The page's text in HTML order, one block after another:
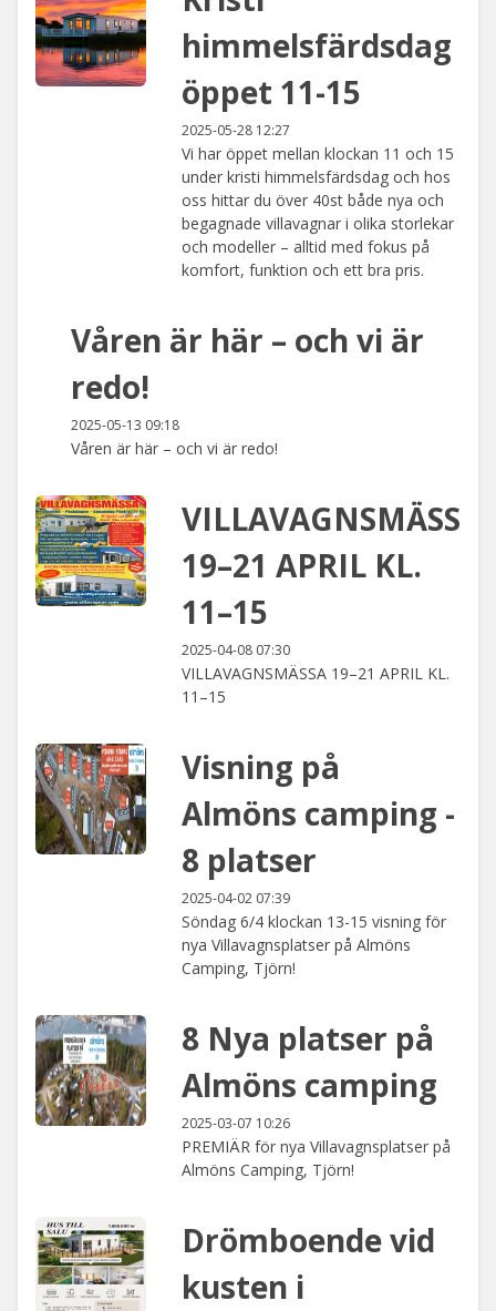
himmelsfärdsdag
öppet 11-15
2025-05-28 12:27
Vi har öppet mellan klockan 11 och 15
under kristi himmelsfärdsdag och hos
oss hittar du över 40st både nya och
begagnade villavagnar i olika storlekar
och modeller – alltid med fokus på
komfort, funktion och ett bra pris.
Våren är här – och vi är
redo!
2025-05-13 09:18
Våren är här – och vi är redo!
VILLAVAGNSMÄSSA
19–21 APRIL KL.
11–15
2025-04-08 07:30
VILLAVAGNSMÄSSA 19–21 APRIL KL.
11–15
Visning på
Almöns camping -
8 platser
2025-04-02 07:39
Söndag 6/4 klockan 13-15 visning för
nya Villavagnsplatser på Almöns
Camping, Tjörn!
8 Nya platser på
Almöns camping
2025-03-07 10:26
PREMIÄR för nya Villavagnsplatser på
Almöns Camping, Tjörn!
Drömboende vid
kusten i